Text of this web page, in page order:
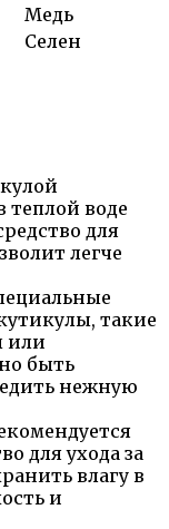
Медь
Селен
теплой воде
для
легче
такие
или
быть
нежную
для ухода за
влагу в
и